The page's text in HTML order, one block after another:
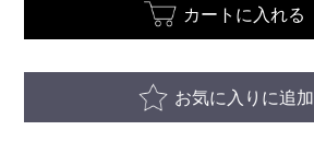
カートに入れる
お気に入りに追加